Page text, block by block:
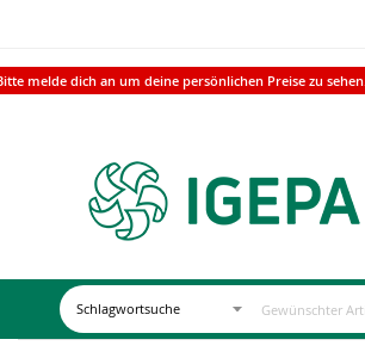
melde dich an um deine persönlichen Preise zu sehen.